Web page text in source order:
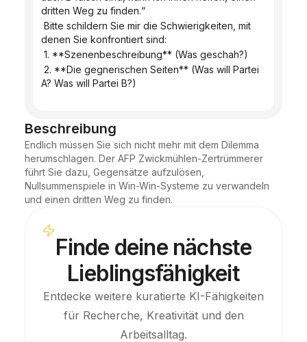
dritten Weg zu finden.“
denen Sie konfrontiert sind:
1. **Szenenbeschreibung** (Was geschah?)
A? Was will Partei B?)
Beschreibung
Endlich müssen Sie sich nicht mehr mit dem Dilemma
herumschlagen. Der AFP Zwickmühlen-Zertrümmerer
führt Sie dazu, Gegensätze aufzulösen,
Nullsummenspiele in Win-Win-Systeme zu verwandeln
und einen dritten Weg zu finden.
Finde deine nächste
Lieblingsfähigkeit
Entdecke weitere kuratierte KI-Fähigkeiten
für Recherche, Kreativität und den
Arbeitsalltag.